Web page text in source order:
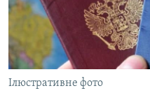
ВІДЕОУРОКИ «ELIFBE»
СВІДЧЕННЯ ОКУПАЦІЇ
УКРАЇНСЬКА ПРОБЛЕМА
ІНФОГРАФІКА
Русский
Qırımtatar
ДОЛУЧАЙСЯ!
Ілюстративне фото